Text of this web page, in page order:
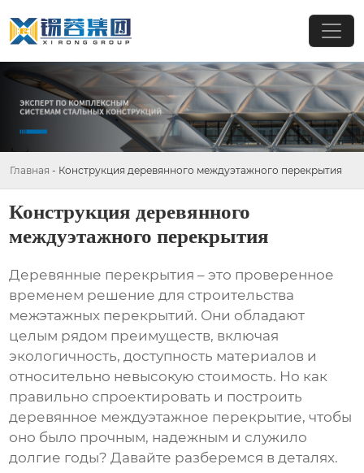
Главная - Конструкция деревянного междуэтажного перекрытия
Конструкция деревянного
междуэтажного перекрытия
Деревянные перекрытия – это проверенное
временем решение для строительства
межэтажных перекрытий. Они обладают
целым рядом преимуществ, включая
экологичность, доступность материалов и
относительно невысокую стоимость. Но как
правильно спроектировать и построить
деревянное междуэтажное перекрытие, чтобы
оно было прочным, надежным и служило
долгие годы? Давайте разберемся в деталях.